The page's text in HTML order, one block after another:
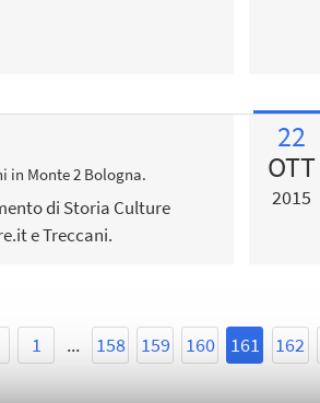
in Monte 2 Bologna.
di Storia Culture
e Treccani.
22
OTT
2015
1 ... 158 159 160 161 162